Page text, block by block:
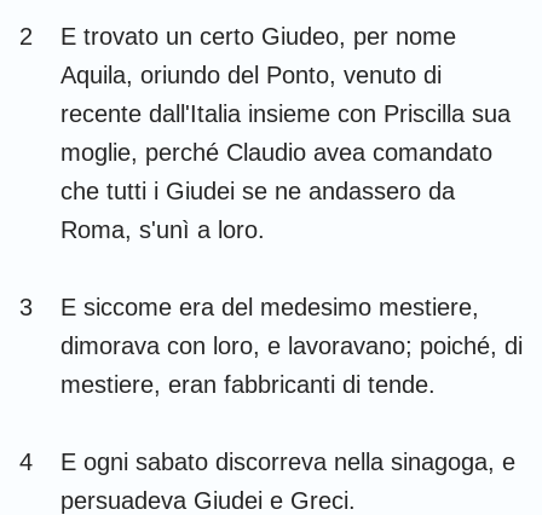
1 Pietro 2 Pietro
1 Giovanni 2 Giovanni
3 Giovanni Giuda
Apocalisse
2
E trovato un certo Giudeo, per nome
Aquila, oriundo del Ponto, venuto di
recente dall'Italia insieme con Priscilla sua
moglie, perché Claudio avea comandato
che tutti i Giudei se ne andassero da
Roma, s'unì a loro.
3
E siccome era del medesimo mestiere,
dimorava con loro, e lavoravano; poiché, di
mestiere, eran fabbricanti di tende.
4
E ogni sabato discorreva nella sinagoga, e
persuadeva Giudei e Greci.